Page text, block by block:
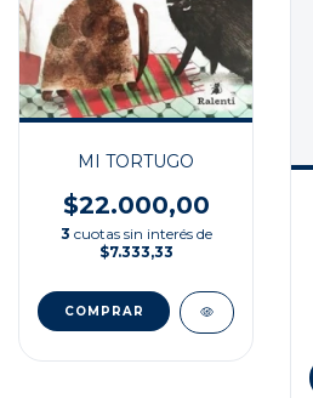
MI TORTUGO
$22.000,00
3 cuotas sin interés de
$7.333,33